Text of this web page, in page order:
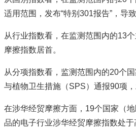
适用范围，发布“特别301报告”，导
从行业指数看， 在监测范围内的13
摩擦指数居首。
从分项指数看， 监测范围内的20个
与植物卫生措施（SPS）通报90项
在涉华经贸摩擦方面， 19个国家（
品的电子行业涉华经贸摩擦指数处于